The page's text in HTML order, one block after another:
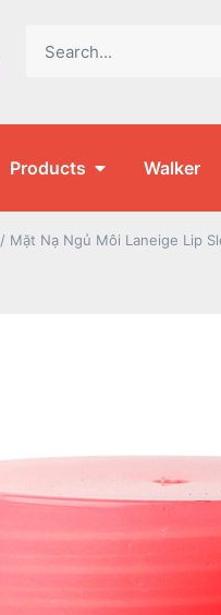
Products Walker
/ Mặt Nạ Ngủ Môi Laneige Lip